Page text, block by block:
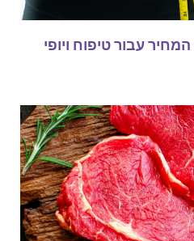
עבור טיפוח ויופי